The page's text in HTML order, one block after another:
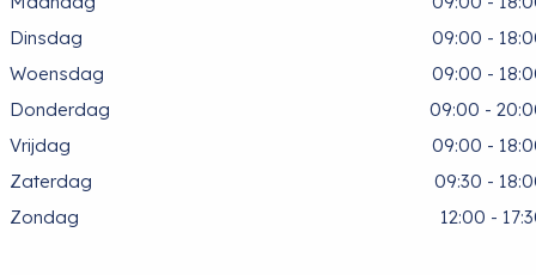
Dinsdag
09:00 -
Woensdag
09:00 -
Donderdag
09:00 -
Vrijdag
09:00 -
Zaterdag
09:30 -
Zondag
12:00 -